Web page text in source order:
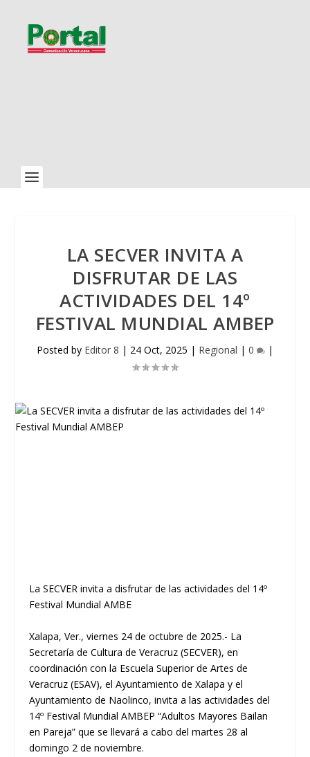
LA SECVER INVITA A
DISFRUTAR DE LAS
ACTIVIDADES DEL 14º
FESTIVAL MUNDIAL AMBEP
Posted by Editor 8 | 24 Oct, 2025 | Regional | 0 |
La SECVER invita a disfrutar de las actividades del 14º
Festival Mundial AMBE
Xalapa, Ver., viernes 24 de octubre de 2025.- La
Secretaría de Cultura de Veracruz (SECVER), en
coordinación con la Escuela Superior de Artes de
Veracruz (ESAV), el Ayuntamiento de Xalapa y el
Ayuntamiento de Naolinco, invita a las actividades del
14º Festival Mundial AMBEP “Adultos Mayores Bailan
en Pareja” que se llevará a cabo del martes 28 al
domingo 2 de noviembre.